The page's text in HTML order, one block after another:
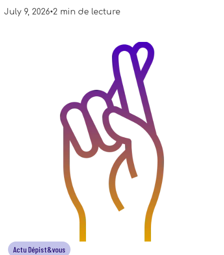
July 9, 2026•2 min de lecture
Actu Dépist&vous